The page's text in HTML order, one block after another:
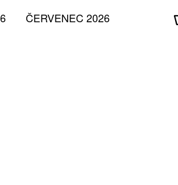
ČERVENEC 2026